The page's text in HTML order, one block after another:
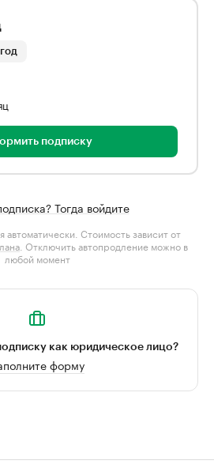
подписку
Тогда войдите
автоматически. Стоимость зависит от
. Отключить автопродление можно в
любой момент
как юридическое лицо?
форму